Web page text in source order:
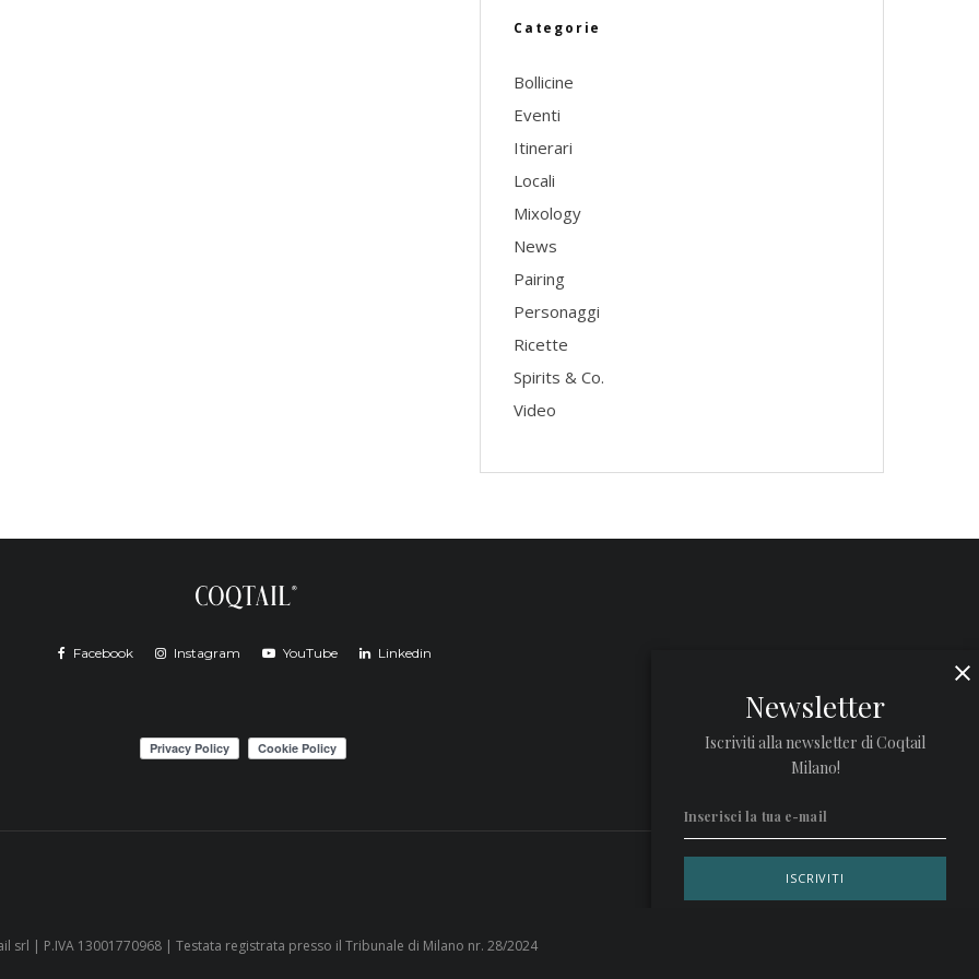
Categorie
Bollicine
Eventi
Itinerari
Locali
Mixology
News
Pairing
Personaggi
Ricette
Spirits & Co.
Video
Facebook Instagram YouTube Linkedin
Newsletter
Iscriviti alla newsletter di Coqtail
Milano!
srl | P.IVA 13001770968 | Testata registrata presso il Tribunale di Milano nr. 28/2024